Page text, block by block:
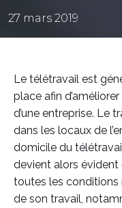
27 mars 2019
Le télétravail est
place afin
d’une entreprise. Le
dans les locaux de
domicile du
devient alors
toutes les conditions
de son travail,